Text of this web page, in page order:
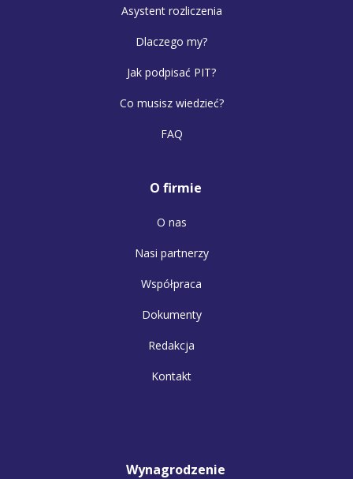
Asystent rozliczenia
Dlaczego my?
Jak podpisać PIT?
Co musisz wiedzieć?
FAQ
O firmie
O nas
Nasi partnerzy
Współpraca
Dokumenty
Redakcja
Kontakt
Wynagrodzenie